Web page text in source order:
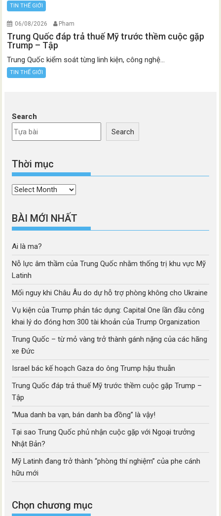
TIN THẾ GIỚI
06/08/2026 Pham
Trung Quốc đáp trả thuế Mỹ trước thềm cuộc gặp
Trump – Tập
Trung Quốc kiểm soát từng linh kiện, công nghệ...
TIN THẾ GIỚI
Search
Search
Thời mục
Thời
BÀI MỚI NHẤT
Ai là ma?
Nỗ lực âm thầm của Trung Quốc nhằm thống trị khu vực Mỹ
Latinh
Mối nguy khi Châu Âu do dự hỗ trợ phòng không cho Ukraine
Vụ kiện của Trump phản tác dụng: Capital One lần đầu công
khai lý do đóng hơn 300 tài khoản của Trump Organization
Trung Quốc – từ mỏ vàng trở thành gánh nặng của các hãng
xe Đức
Israel bác kế hoạch Gaza do ông Trump hậu thuẫn
Trung Quốc đáp trả thuế Mỹ trước thềm cuộc gặp Trump –
Tập
“Mua danh ba vạn, bán danh ba đồng” là vậy!
Tại sao Trung Quốc phủ nhận cuộc gặp với Ngoại trưởng
Nhật Bản?
Mỹ Latinh đang trở thành “phòng thí nghiệm” của phe cánh
hữu mới
Chọn chương mục